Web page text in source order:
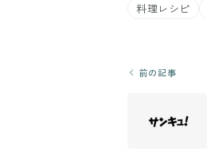
料理レシピ
前の記事